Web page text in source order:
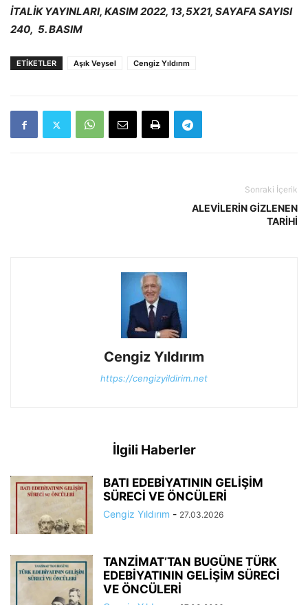
İTALİK YAYINLARI, KASIM 2022, 13,5X21, SAYAFA SAYISI
240, 5. BASIM
ETIKETLER Aşık Veysel Cengiz Yıldırım
Sonraki İçerik
ALEVİLERİN GİZLENEN
TARİHİ
Cengiz Yıldırım
https://cengizyildirim.net
İlgili Haberler
BATI EDEBİYATININ GELİŞİM
SÜRECİ VE ÖNCÜLERİ
Cengiz Yıldırım - 27.03.2026
TANZİMAT’TAN BUGÜNE TÜRK
EDEBİYATININ GELİŞİM SÜRECİ
VE ÖNCÜLERİ